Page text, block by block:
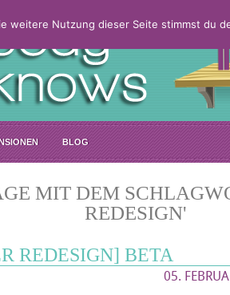
BLOG
MIT DEM
REDESIGN'
REDESIGN] BETA
05.
weitere Nutzung dieser Seite stimmst du